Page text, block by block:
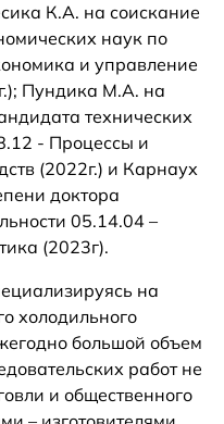
К.А. на соискание
наук по
и управление
Пундика М.А. на
технических
- Процессы и
(2022г.) и Карнаух
доктора
05.14.04 –
(2023г).
на
холодильного
большой объем
работ не
и общественного